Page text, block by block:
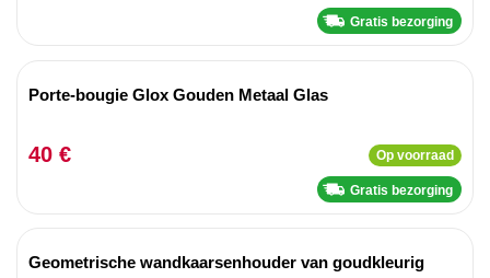
Gratis bezorging
Porte-bougie Glox Gouden Metaal Glas
40 € Op voorraad
Gratis bezorging
Geometrische wandkaarsenhouder van goudkleurig